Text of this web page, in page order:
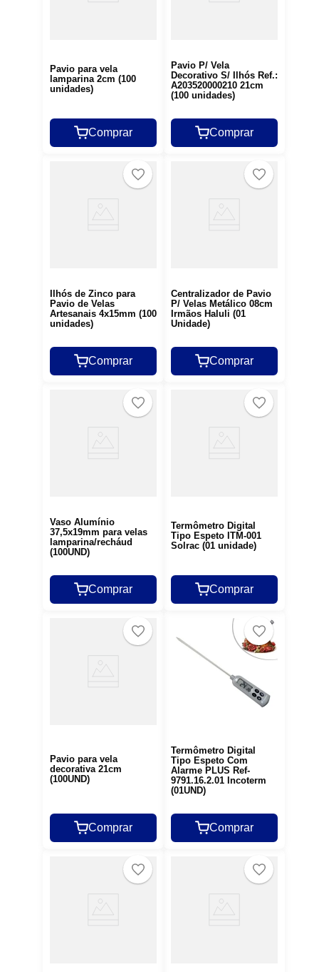
Pavio para vela
lamparina 2cm (100
unidades)
Comprar
Pavio P/ Vela
Decorativo S/ Ilhós Ref.:
A203520000210 21cm
(100 unidades)
Comprar
Ilhós de Zinco para
Pavio de Velas
Artesanais 4x15mm (100
unidades)
Comprar
Centralizador de Pavio
P/ Velas Metálico 08cm
Irmãos Haluli (01
Unidade)
Comprar
Vaso Alumínio
37,5x19mm para velas
lamparina/recháud
(100UND)
Comprar
Termômetro Digital
Tipo Espeto ITM-001
Solrac (01 unidade)
Comprar
Pavio para vela
decorativa 21cm
(100UND)
Comprar
Termômetro Digital
Tipo Espeto Com
Alarme PLUS Ref-
9791.16.2.01 Incoterm
(01UND)
Comprar